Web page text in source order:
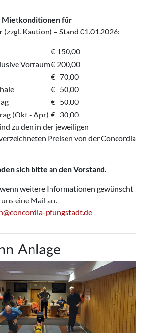
Mietkonditionen für
(zzgl. Kaution) – Stand 01.01.2026:
€ 150,00
Vorraum€ 200,00
€ 70,00
€ 50,00
€ 50,00
(Okt - Apr) € 30,00
zu den in der jeweiligen
Preisen von der Concordia
sich bitte an den Vorstand.
weitere Informationen gewünscht
eine Mail an:
@concordia-pfungstadt.de
Anlage